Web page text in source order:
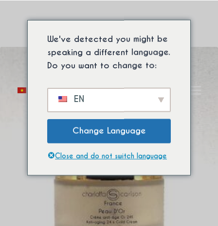
dung
Miễn phí vận chuyển quốc tế khi mua hàng tối thiểu. ⚡
Chuyển
menu
con
We've detected you might be
speaking a different language.
Do you want to change to:
EN
Change Language
Close and do not switch language